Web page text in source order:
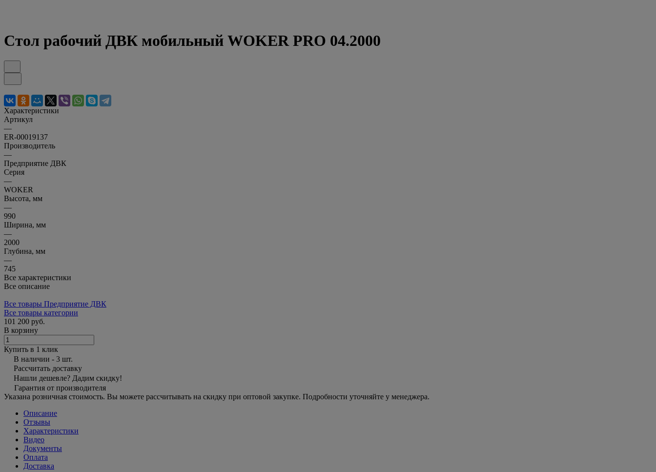
Стол рабочий ДВК мобильный WOKER PRO 04.2000
Характеристики
Артикул
—
ER-00019137
Производитель
—
Предприятие ДВК
Серия
—
WOKER
Высота, мм
—
990
Ширина, мм
—
2000
Глубина, мм
—
745
Все характеристики
Все описание
Все товары Предприятие ДВК
Все товары категории
101 200 руб.
В корзину
Купить в 1 клик
В наличии - 3 шт.
Рассчитать доставку
Нашли дешевле? Дадим скидку!
Гарантия от производителя
Указана розничная стоимость. Вы можете рассчитывать на скидку при оптовой закупке. Подробности уточняйте у менеджера.
Описание
Отзывы
Характеристики
Видео
Документы
Оплата
Доставка